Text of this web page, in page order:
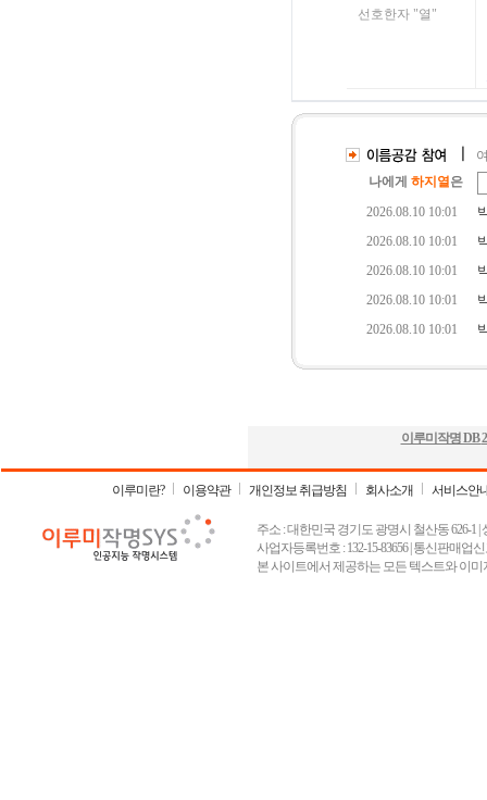
이루미작명 DB
이루미란? 이용약관 개인정보 취급방침 회사소개 서비스안
주소 : 대한민국 경기도 광명시 철산동 626-1 |
사업자등록번호 : 132-15-83656 | 통신판매업
본 사이트에서 제공하는 모든 텍스트와 이